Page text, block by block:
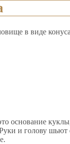
в виде
основание
и голову шьют